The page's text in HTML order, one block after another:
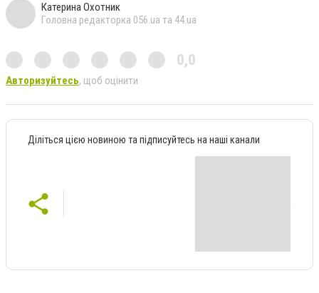
Катерина Охотник
Головна редакторка 056.ua та 44.ua
0,0
Авторизуйтесь, щоб оцінити
Діліться цією новиною та підписуйтесь на наші канали